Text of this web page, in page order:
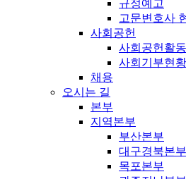
규정예고
고문변호사
사회공헌
사회공헌활동
사회기부현황
채용
오시는 길
본부
지역본부
부산본부
대구경북본부
목포본부